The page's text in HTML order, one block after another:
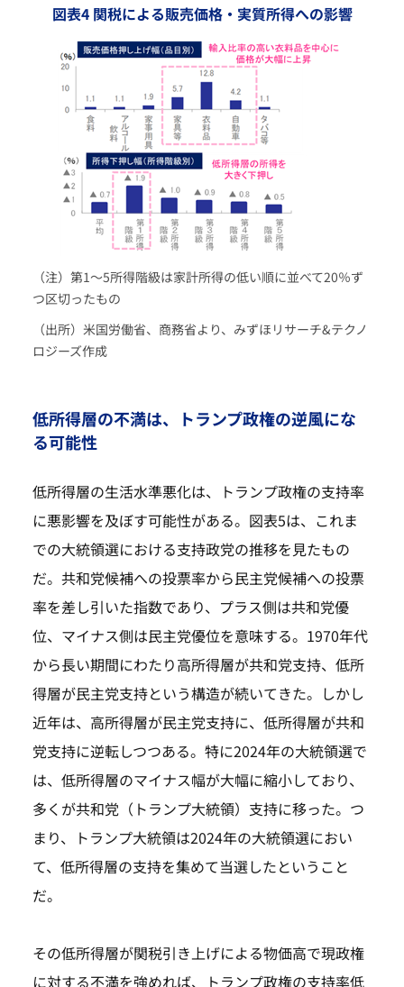
図表4 関税による販売価格・実質所得への影響
（注）第1～5所得階級は家計所得の低い順に並べて20％ず
つ区切ったもの
（出所）米国労働省、商務省より、みずほリサーチ&テクノ
ロジーズ作成
低所得層の不満は、トランプ政権の逆風にな
る可能性
低所得層の生活水準悪化は、トランプ政権の支持率
に悪影響を及ぼす可能性がある。図表5は、これま
での大統領選における支持政党の推移を見たもの
だ。共和党候補への投票率から民主党候補への投票
率を差し引いた指数であり、プラス側は共和党優
位、マイナス側は民主党優位を意味する。1970年代
から長い期間にわたり高所得層が共和党支持、低所
得層が民主党支持という構造が続いてきた。しかし
近年は、高所得層が民主党支持に、低所得層が共和
党支持に逆転しつつある。特に2024年の大統領選で
は、低所得層のマイナス幅が大幅に縮小しており、
多くが共和党（トランプ大統領）支持に移った。つ
まり、トランプ大統領は2024年の大統領選におい
て、低所得層の支持を集めて当選したということ
だ。
その低所得層が関税引き上げによる物価高で現政権
に対する不満を強めれば、トランプ政権の支持率低